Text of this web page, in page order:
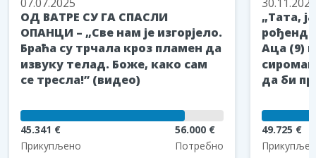
ОД ВАТРЕ СУ ГА СПАСЛИ
ОПАНЦИ – „Све нам је изгорјело.
Браћа су трчала кроз пламен да
извуку телад. Боже, како сам
се тресла!” (видео)
45.341 €
Прикупљено
56.000 €
Потребно
„Тата,
Аца (9)
да би
49.725 €